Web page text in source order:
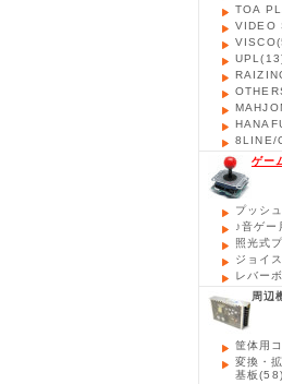
TOA
VIDEO
VISCO
UPL
8LINE/
ゲー
プッシ
♪音ゲー
照光式
ジョイ
レバー
周辺
筐体用
変換・
基板(58)